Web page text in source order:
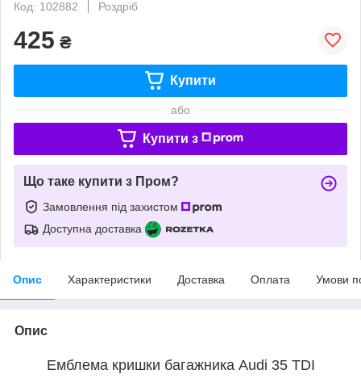
Код: 102882
Роздріб
425 ₴
Купити
або
Купити з
Що таке купити з Пром?
Замовлення під захистом
Доступна доставка
Опис Характеристики Доставка Оплата Умови
Опис
Емблема кришки багажника Audi 35 TDI